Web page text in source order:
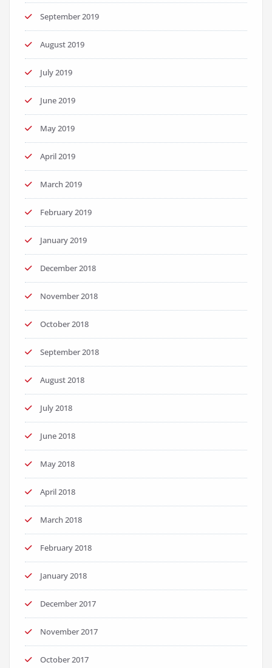
September 2019
August 2019
July 2019
June 2019
May 2019
April 2019
March 2019
February 2019
January 2019
December 2018
November 2018
October 2018
September 2018
August 2018
July 2018
June 2018
May 2018
April 2018
March 2018
February 2018
January 2018
December 2017
November 2017
October 2017